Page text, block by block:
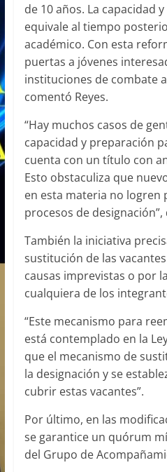
de 10 años. La capacidad
equivale al tiempo
académico. Con esta
puertas a jóvenes
instituciones de combate
comentó Reyes.
“Hay muchos casos de
capacidad y preparación
cuenta con un título con
Esto obstaculiza que
en esta materia no logren
procesos de designación”,
También la iniciativa
sustitución de las
causas imprevistas o por
cualquiera de los
“Este mecanismo para
está contemplado en la
que el mecanismo de
la designación y se
cubrir estas vacantes”.
Por último, en las
se garantice un quórum
del Grupo de